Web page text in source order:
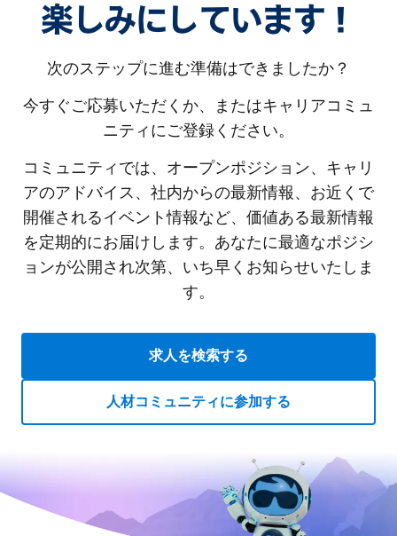
楽しみにしています！
次のステップに進む準備はできましたか？
今すぐご応募いただくか、またはキャリアコミュ
ニティにご登録ください。
コミュニティでは、オープンポジション、キャリ
アのアドバイス、社内からの最新情報、お近くで
開催されるイベント情報など、価値ある最新情報
を定期的にお届けします。あなたに最適なポジシ
ョンが公開され次第、いち早くお知らせいたしま
す。
求人を検索する
人材コミュニティに参加する